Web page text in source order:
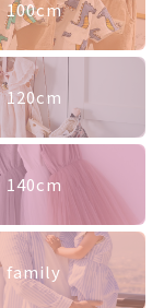
100cm
120cm
140cm
family